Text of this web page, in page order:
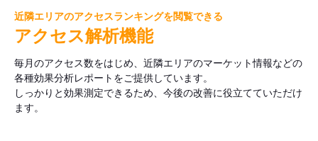
近隣エリアのアクセスランキングを閲覧できる
アクセス解析機能
毎月のアクセス数をはじめ、近隣エリアのマーケット情報などの
各種効果分析レポートをご提供しています。
しっかりと効果測定できるため、今後の改善に役立てていただけ
ます。